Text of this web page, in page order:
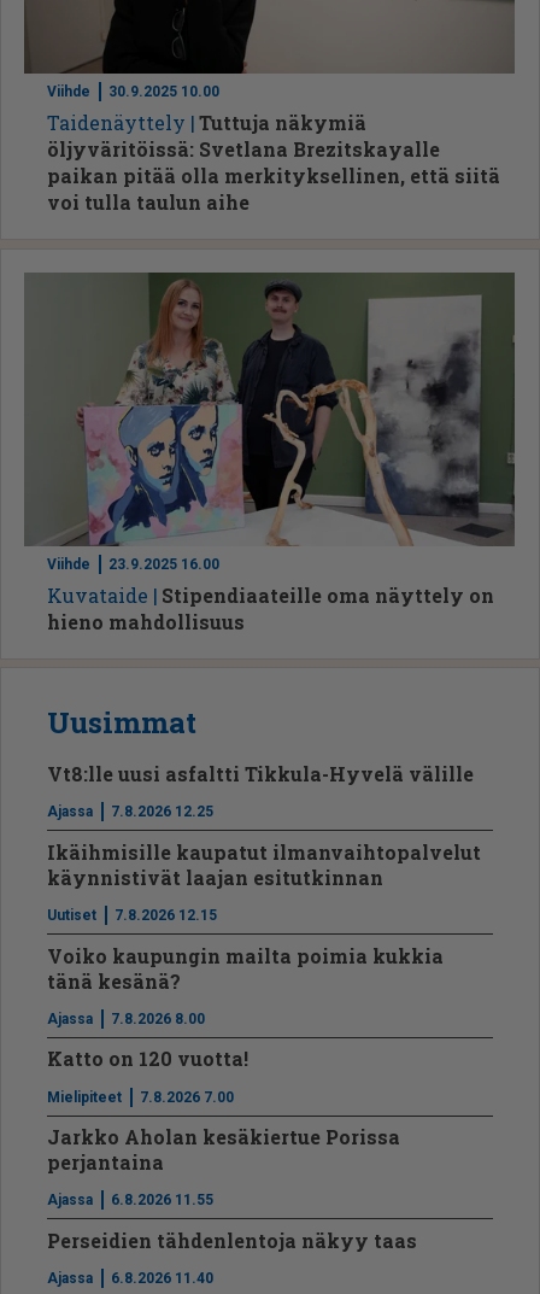
Viihde 30.9.2025 10.00
Tai­de­näyt­te­ly Tuttuja näkymiä
öljyväritöissä: Svetlana Brezitskayalle
paikan pitää olla merkityksellinen, että siitä
voi tulla taulun aihe
Viihde 23.9.2025 16.00
Ku­va­tai­de
Stipendiaateille oma näyttely on
hieno mahdollisuus
Uusimmat
Vt8:lle uusi asfaltti Tikkula-Hyvelä välille
Ajassa 7.8.2026 12.25
Ikäihmisille kaupatut ilmanvaihtopalvelut
käynnistivät laajan esitutkinnan
Uutiset 7.8.2026 12.15
Voiko kaupungin mailta poimia kukkia
tänä kesänä?
Ajassa 7.8.2026 8.00
Katto on 120 vuotta!
Mielipiteet 7.8.2026 7.00
Jarkko Aholan kesäkiertue Porissa
perjantaina
Ajassa 6.8.2026 11.55
Perseidien tähdenlentoja näkyy taas
Ajassa 6.8.2026 11.40